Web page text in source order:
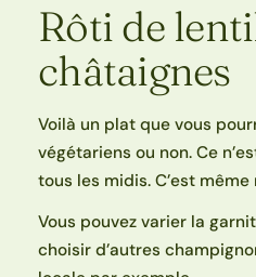
Rôti de
châtaignes
Voilà un plat que vous
végétariens ou non. Ce
tous les midis. C’est
Vous pouvez varier la
choisir d’autres